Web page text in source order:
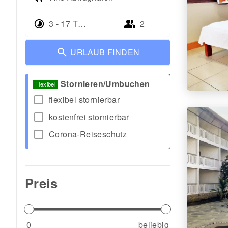
3 - 17 Tage 2
URLAUB FINDEN
Flexibel Stornieren/Umbuchen
check_box_outline_blank flexibel stornierbar
check_box_outline_blank kostenfrei stornierbar
check_box_outline_blank Corona-Reiseschutz
Preis
0 beliebig